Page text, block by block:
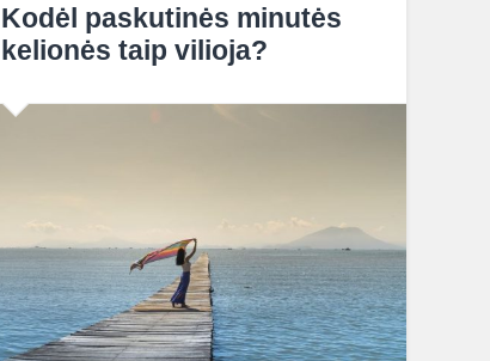
Kodėl paskutinės minutės
kelionės taip vilioja?